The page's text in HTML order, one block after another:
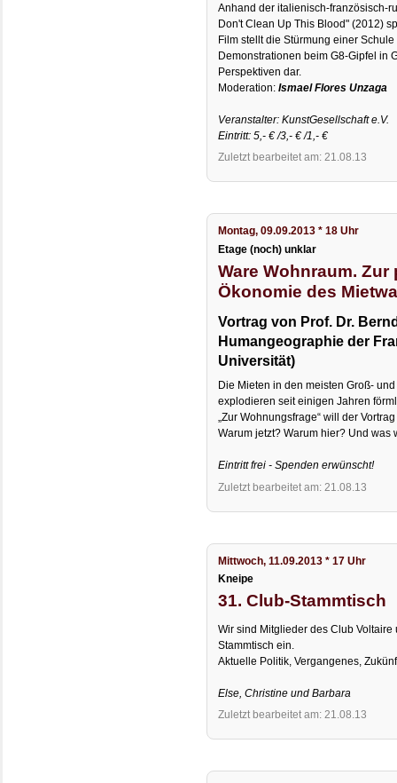
Anhand der italienisch-französisch-
Don't Clean Up This Blood" (2012)
Film stellt die Stürmung einer
Demonstrationen beim G8-Gipfel in
Perspektiven dar.
Moderation:Ismael Flores Unzaga
Veranstalter: KunstGesellschaft e.V.
Eintritt: 5,- € /3,- € /1,- €
Zuletzt bearbeitet am: 21.08.13
Montag, 09.09.2013 * 18 Uhr
Etage (noch) unklar
Ware Wohnraum.
Ökonomie des
Vortrag von Prof. Dr.
Humangeographie der
Universität)
Die Mieten in den meisten Groß-
explodieren seit einigen Jahren
„Zur Wohnungsfrage“ will der
Warum jetzt? Warum hier? Und was
Eintritt frei - Spenden erwünscht!
Zuletzt bearbeitet am: 21.08.13
Mittwoch, 11.09.2013 * 17 Uhr
Kneipe
31. Club-Stammtisch
Wir sind Mitglieder des Club
Stammtisch ein.
Aktuelle Politik, Vergangenes,
Else, Christine und Barbara
Zuletzt bearbeitet am: 21.08.13